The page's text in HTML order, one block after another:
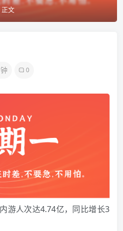
正文
0
游人次达4.74亿，同比增长3